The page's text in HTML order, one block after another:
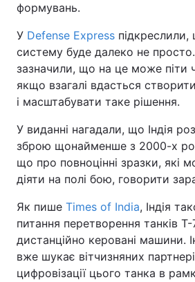
формувань.
У Defense Express
систему буде далеко не
зазначили, що на це може піти
якщо взагалі вдасться
і масштабувати таке рішення.
У виданні нагадали, що Індія
зброю щонайменше з 2000-х
що про повноцінні зразки, які
діяти на полі бою, говорити
Як пише Times of India, Індія
питання перетворення танків
дистанційно керовані машини.
вже шукає вітчизняних
цифровізації цього танка в